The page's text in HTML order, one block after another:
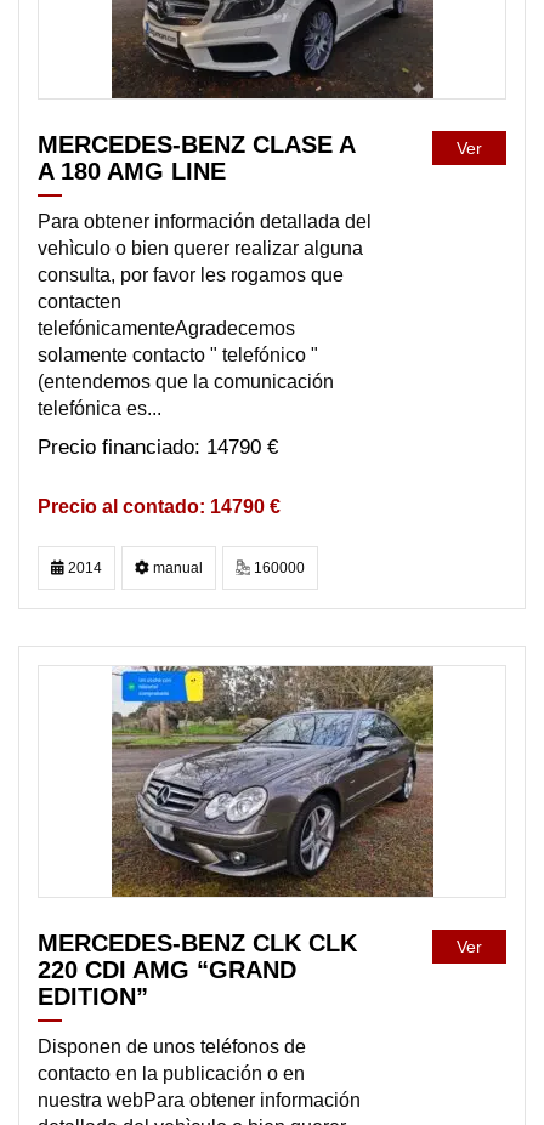
MERCEDES-BENZ CLASE A
A 180 AMG LINE
Para obtener información detallada del
vehìculo o bien querer realizar alguna
consulta, por favor les rogamos que
contacten
telefónicamenteAgradecemos
solamente contacto " telefónico "
(entendemos que la comunicación
telefónica es...
14790 €
14790 €
Ver
2014 manual 160000
DISPONIBLE
MERCEDES-BENZ CLK CLK
220 CDI AMG “GRAND
EDITION”
Disponen de unos teléfonos de
contacto en la publicación o en
nuestra webPara obtener información
Ver